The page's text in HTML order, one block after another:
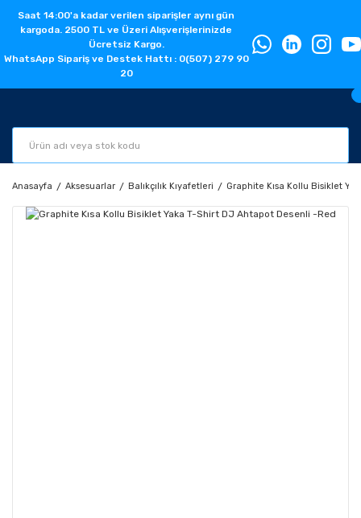
Saat 14:00'a kadar verilen siparişler aynı gün
kargoda. 2500 TL ve Üzeri Alışverişlerinizde
Ücretsiz Kargo.
WhatsApp Sipariş ve Destek Hattı : 0(507) 279 90
20
Anasayfa Aksesuarlar Balıkçılık Kıyafetleri Graphite Kısa Kollu Bisiklet